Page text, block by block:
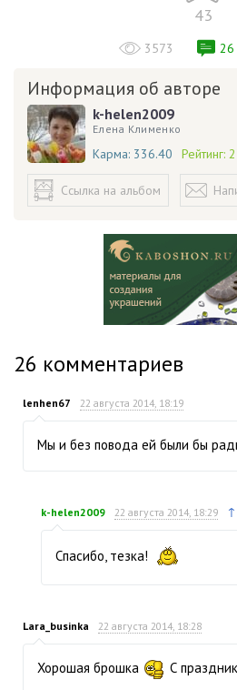
43
3573 26
Информация об авторе
k-helen2009
Елена Клименко
Карма: 336.40 Рейтинг:
Ссылка на альбом
26 комментариев
lenhen67 22 августа 2014, 18:19
Мы и без повода ей были бы
k-helen2009 22 августа 2014, 18:29 ↑
Спасибо, тезка!
Lara_businka 22 августа 2014, 18:28
Хорошая брошка С